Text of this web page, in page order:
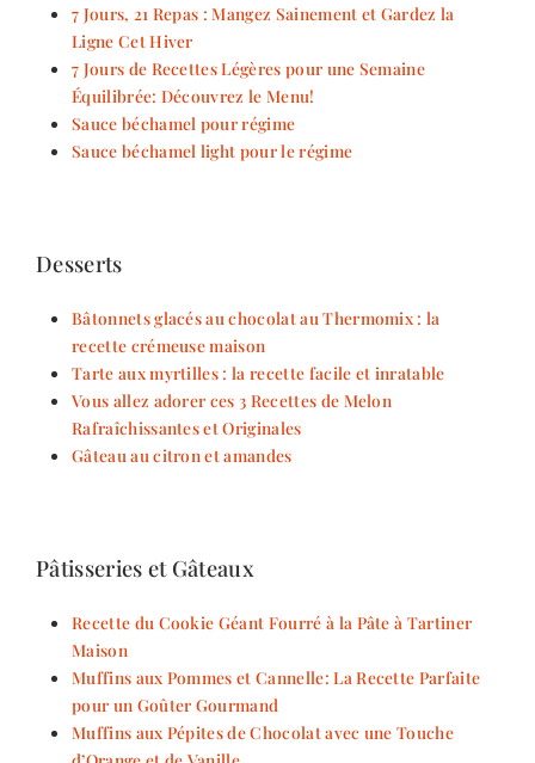
7 Jours, 21 Repas : Mangez Sainement et Gardez la
Ligne Cet Hiver
7 Jours de Recettes Légères pour une Semaine
Équilibrée: Découvrez le Menu!
Sauce béchamel pour régime
Sauce béchamel light pour le régime
Desserts
Bâtonnets glacés au chocolat au Thermomix : la
recette crémeuse maison
Tarte aux myrtilles : la recette facile et inratable
Vous allez adorer ces 3 Recettes de Melon
Rafraîchissantes et Originales
Gâteau au citron et amandes
Pâtisseries et Gâteaux
Recette du Cookie Géant Fourré à la Pâte à Tartiner
Maison
Muffins aux Pommes et Cannelle: La Recette Parfaite
pour un Goûter Gourmand
Muffins aux Pépites de Chocolat avec une Touche